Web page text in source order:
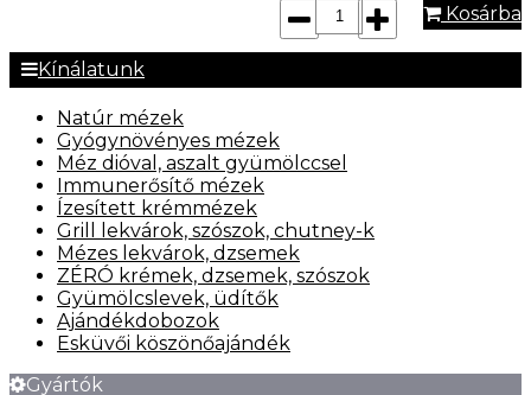
Kosárba
Kínálatunk
Natúr mézek
Gyógynövényes mézek
Méz dióval, aszalt gyümölccsel
Immunerősítő mézek
Ízesített krémmézek
Grill lekvárok, szószok, chutney-k
Mézes lekvárok, dzsemek
ZÉRÓ krémek, dzsemek, szószok
Gyümölcslevek, üdítők
Ajándékdobozok
Esküvői köszönőajándék
Gyártók